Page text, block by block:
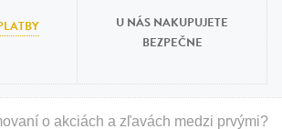
U NÁS NAKUPUJETE
BEZPEČNE
o akciách a zľavách medzi prvými?